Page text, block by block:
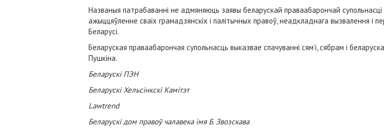
Названыя патрабаванні не адмяняюць заявы беларускай праваабарончай
ажыццяўленне сваіх грамадзянскіх і палітычных правоў, неадкладнага вызвалення і
Беларусі.
Беларуская праваабарончая супольнасць выказвае спачуванні сям’і, сябрам і
Пушкіна.
Беларускі ПЭН
Беларускі Хельсінкскі Камітэт
Lawtrend
Беларускі дом правоў чалавека імя Б. Звозскава